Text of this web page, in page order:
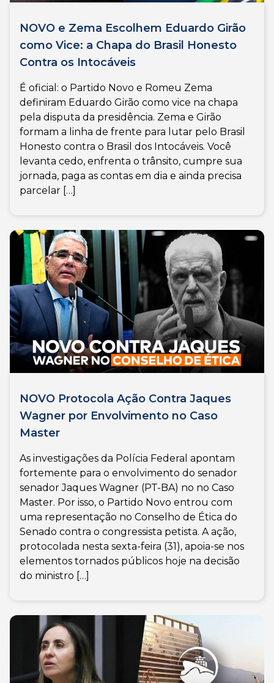
NOVO e Zema Escolhem Eduardo Girão
como Vice: a Chapa do Brasil Honesto
Contra os Intocáveis
É oficial: o Partido Novo e Romeu Zema
definiram Eduardo Girão como vice na chapa
pela disputa da presidência. Zema e Girão
formam a linha de frente para lutar pelo Brasil
Honesto contra o Brasil dos Intocáveis. Você
levanta cedo, enfrenta o trânsito, cumpre sua
jornada, paga as contas em dia e ainda precisa
parcelar […]
NOVO Protocola Ação Contra Jaques
Wagner por Envolvimento no Caso
Master
As investigações da Polícia Federal apontam
fortemente para o envolvimento do senador
senador Jaques Wagner (PT-BA) no no Caso
Master. Por isso, o Partido Novo entrou com
uma representação no Conselho de Ética do
Senado contra o congressista petista. A ação,
protocolada nesta sexta-feira (31), apoia-se nos
elementos tornados públicos hoje na decisão
do ministro […]